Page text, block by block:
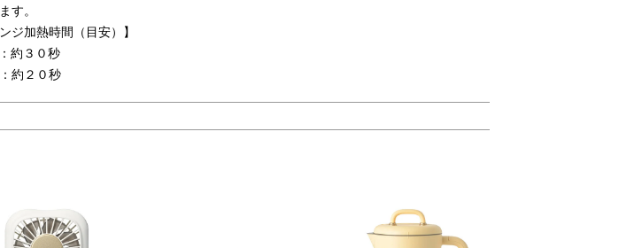
す。
ジ加熱時間（目安）】
約３０秒
約２０秒